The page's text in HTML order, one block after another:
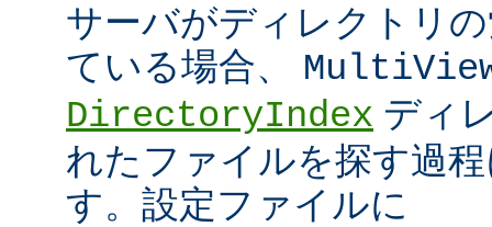
サーバがディレクトリ
ている場合、
DirectoryIndex ディ
れたファイルを探す過
す。設定ファイルに